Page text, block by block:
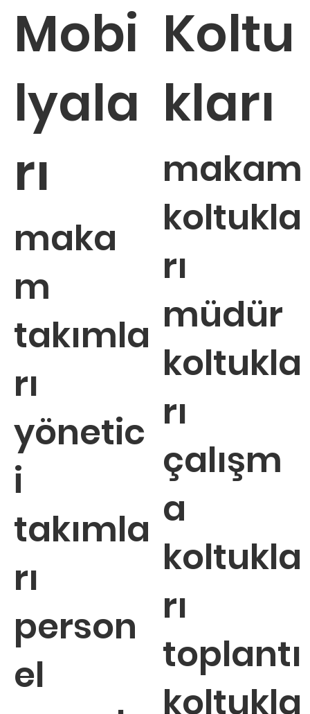
Tükendi
koltuğu
Tükendi
Tükendi
Tükendi
Tükendi
Tükendi
Tükendi
Tükendi
koltuğu
Tükendi
Mobi
lyala
rı
maka
m
takımla
rı
yönetic
i
takımla
rı
person
el
Koltu
kları
makam
koltukla
rı
müdür
koltukla
rı
çalışm
a
koltukla
rı
toplantı
koltukla